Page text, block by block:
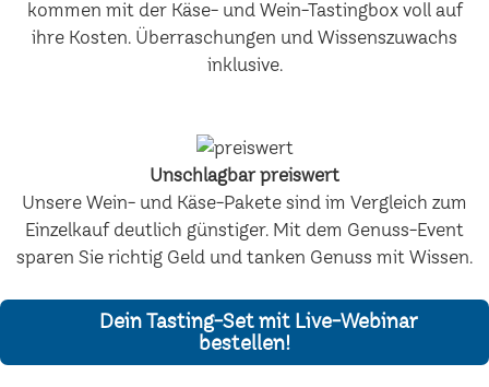
kommen mit der Käse- und Wein-Tastingbox voll auf
ihre Kosten. Überraschungen und Wissenszuwachs
inklusive.
Unschlagbar preiswert
Unsere Wein- und Käse-Pakete sind im Vergleich zum
Einzelkauf deutlich günstiger. Mit dem Genuss-Event
sparen Sie richtig Geld und tanken Genuss mit Wissen.
Dein Tasting-Set mit Live-Webinar
bestellen!